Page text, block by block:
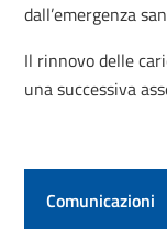
dall’emergenza
Il rinnovo delle
una successiva
Comunicazioni